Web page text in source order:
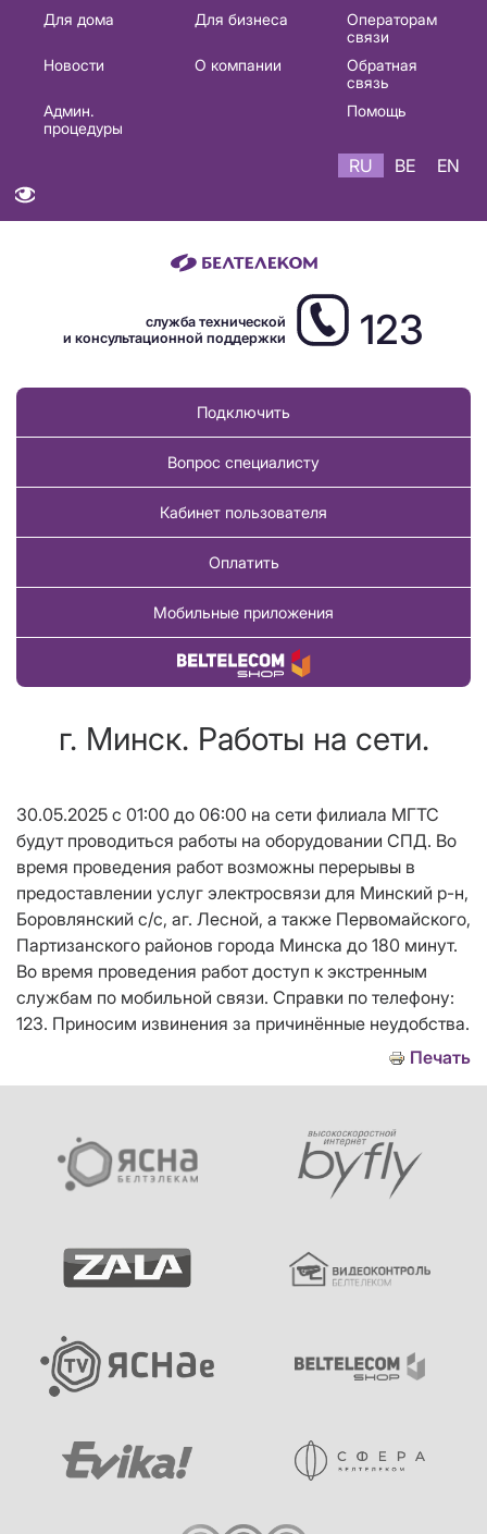
Основная
навигация
Для дома Для бизнеса
Операторам
связи
Новости
О компании
Обратная
связь
Админ.
процедуры
Помощь
RU BE EN
служба технической
и консультационной поддержки
123
Подключить
Вопрос специалисту
Кабинет пользователя
Оплатить
Мобильные приложения
Купить товар
г. Минск. Работы на сети.
30.05.2025 с 01:00 до 06:00 на сети филиала МГТС
будут проводиться работы на оборудовании СПД. Во
время проведения работ возможны перерывы в
предоставлении услуг электросвязи для Минский р-н,
Боровлянский с/c, аг. Лесной, а также Первомайского,
Партизанского районов города Минска до 180 минут.
Во время проведения работ доступ к экстренным
службам по мобильной связи. Справки по телефону:
123. Приносим извинения за причинённые неудобства.
Печать